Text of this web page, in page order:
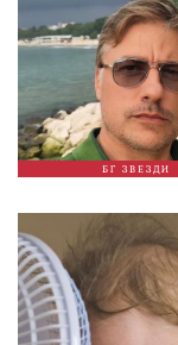
БГ ЗВЕЗДИ